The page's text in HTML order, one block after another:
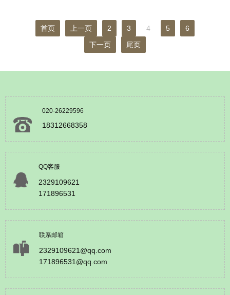
首页 上一页 2 3 4 5
6
下一页
尾页
020-26229596
18312668358
QQ客服
2329109621
171896531
联系邮箱
2329109621@qq.com
171896531@qq.com